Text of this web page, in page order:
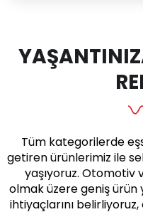
Tüm kategorilerde
getiren ürünlerimiz ile
yaşıyoruz. Otomotiv
olmak üzere geniş
ihtiyaçlarını